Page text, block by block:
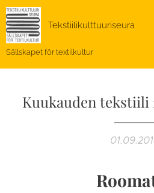
Tekstiilikulttuuriseura
Sällskapet för textilkultur
Kuukauden tekstiili